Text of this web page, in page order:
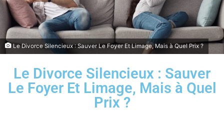
Le Divorce Silencieux : Sauver Le Foyer Et Limage, Mais à Quel Prix ?
Le Divorce Silencieux : Sauver
Le Foyer Et Limage, Mais à Quel
Prix ?